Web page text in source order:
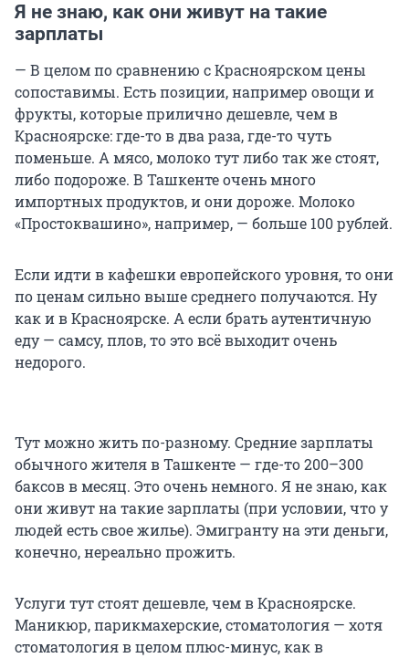
Я не знаю, как они живут на такие
зарплаты
— В целом по сравнению с Красноярском цены
сопоставимы. Есть позиции, например овощи и
фрукты, которые прилично дешевле, чем в
Красноярске: где-то в два раза, где-то чуть
поменьше. А мясо, молоко тут либо так же стоят,
либо подороже. В Ташкенте очень много
импортных продуктов, и они дороже. Молоко
«Простоквашино», например, — больше 100 рублей.
Если идти в кафешки европейского уровня, то они
по ценам сильно выше среднего получаются. Ну
как и в Красноярске. А если брать аутентичную
еду — самсу, плов, то это всё выходит очень
недорого.
Тут можно жить по-разному. Средние зарплаты
обычного жителя в Ташкенте — где-то 200–300
баксов в месяц. Это очень немного. Я не знаю, как
они живут на такие зарплаты (при условии, что у
людей есть свое жилье). Эмигранту на эти деньги,
конечно, нереально прожить.
Услуги тут стоят дешевле, чем в Красноярске.
Маникюр, парикмахерские, стоматология — хотя
стоматология в целом плюс-минус, как в